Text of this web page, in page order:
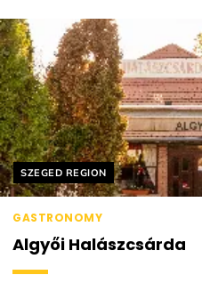
Helyszín címkék:
SZEGED REGION
GASTRONOMY
Algyői Halászcsárda